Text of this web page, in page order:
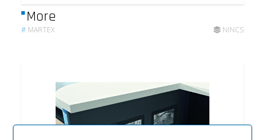
More
# MARTEX NINCS